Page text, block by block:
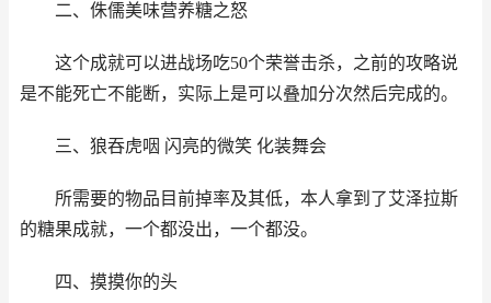
二、侏儒美味营养糖之怒
这个成就可以进战场吃50个荣誉击杀，之前的攻略说
是不能死亡不能断，实际上是可以叠加分次然后完成的。
三、狼吞虎咽 闪亮的微笑 化装舞会
所需要的物品目前掉率及其低，本人拿到了艾泽拉斯
的糖果成就，一个都没出，一个都没。
四、摸摸你的头